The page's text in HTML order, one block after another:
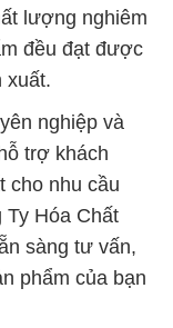
lượng nghiêm
đều đạt được
xuất.
nghiệp và
trợ khách
cho nhu cầu
Hóa Chất
sàng tư vấn,
phẩm của bạn